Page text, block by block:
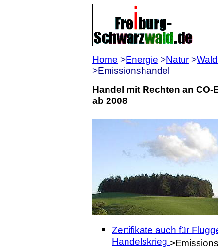
Home >Energie >Natur >Wald
Handel mit Rechten an
ab 2008
Zertifikate auch für
Handelskrieg